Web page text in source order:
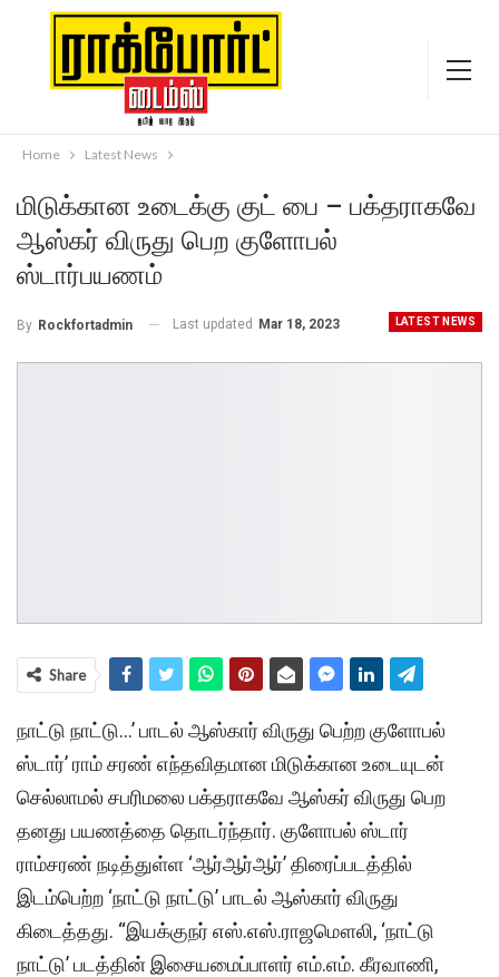
Home Latest News
மிடுக்கான உடைக்கு குட் பை – பக்தராகவே
ஆஸ்கர் விருது பெற குளோபல்
ஸ்டார்பயணம்
LATEST NEWS
By Rockfortadmin Last updated Mar 18, 2023
Share
நாட்டு நாட்டு…’ பாடல் ஆஸ்கார் விருது பெற்ற குளோபல்
ஸ்டார்’ ராம் சரண் எந்தவிதமான மிடுக்கான உடையுடன்
செல்லாமல் சபரிமலை பக்தராகவே ஆஸ்கர் விருது பெற
தனது பயணத்தை தொடர்ந்தார். குளோபல் ஸ்டார்
ராம்சரண் நடித்துள்ள ‘ஆர்ஆர்ஆர்’ திரைப்படத்தில்
இடம்பெற்ற ‘நாட்டு நாட்டு’ பாடல் ஆஸ்கார் விருது
கிடைத்தது. “இயக்குநர் எஸ்.எஸ்.ராஜமௌலி, ‘நாட்டு
நாட்டு’ படத்தின் இசையமைப்பாளர் எம்.எம். கீரவாணி,